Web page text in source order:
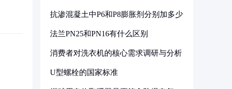
抗渗混凝土中P6和P8膨胀剂分别加多少
法兰PN25和PN16有什么区别
消费者对洗衣机的核心需求调研与分析
U型螺栓的国家标准